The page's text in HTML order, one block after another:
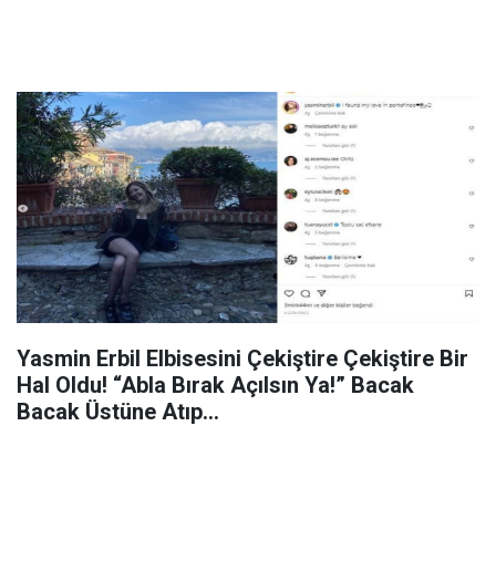
Yasmin Erbil Elbisesini Çekiştire Çekiştire Bir
Hal Oldu! “Abla Bırak Açılsın Ya!” Bacak
Bacak Üstüne Atıp…